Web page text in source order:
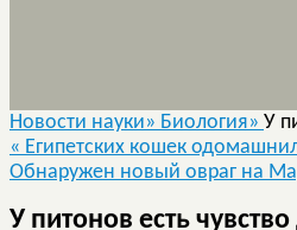
Новости науки» Биология» У
« Египетских кошек
Обнаружен новый овраг на
У питонов есть